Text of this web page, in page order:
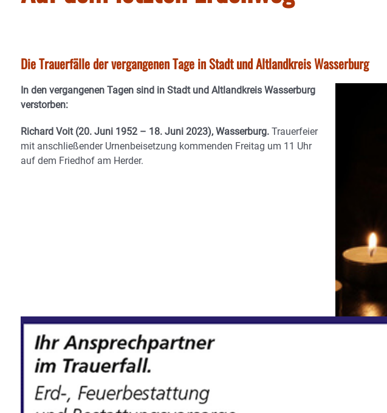
Die Trauerfälle der vergangenen Tage in Stadt und Altlandkreis Wasserburg
In den vergangenen Tagen sind in Stadt und Altlandkreis Wasserburg
verstorben:
Richard Voit (20. Juni 1952 – 18. Juni 2023), Wasserburg. Trauerfeier
mit anschließender Urnenbeisetzung kommenden Freitag um 11 Uhr
auf dem Friedhof am Herder.